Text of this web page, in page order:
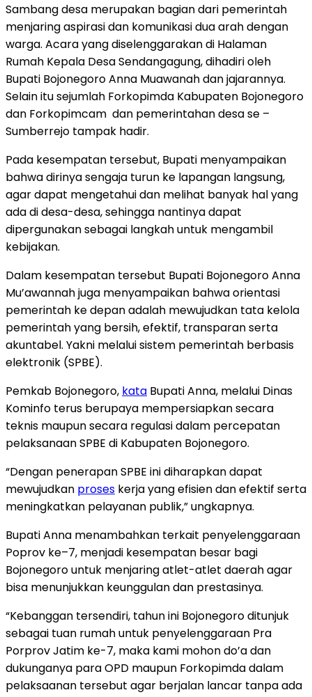
Sambang desa merupakan bagian dari pemerintah
menjaring aspirasi dan komunikasi dua arah dengan
warga. Acara yang diselenggarakan di Halaman
Rumah Kepala Desa Sendangagung, dihadiri oleh
Bupati Bojonegoro Anna Muawanah dan jajarannya.
Selain itu sejumlah Forkopimda Kabupaten Bojonegoro
dan Forkopimcam dan pemerintahan desa se –
Sumberrejo tampak hadir.
Pada kesempatan tersebut, Bupati menyampaikan
bahwa dirinya sengaja turun ke lapangan langsung,
agar dapat mengetahui dan melihat banyak hal yang
ada di desa-desa, sehingga nantinya dapat
dipergunakan sebagai langkah untuk mengambil
kebijakan.
Dalam kesempatan tersebut Bupati Bojonegoro Anna
Mu’awannah juga menyampaikan bahwa orientasi
pemerintah ke depan adalah mewujudkan tata kelola
pemerintah yang bersih, efektif, transparan serta
akuntabel. Yakni melalui sistem pemerintah berbasis
elektronik (SPBE).
Pemkab Bojonegoro, kata Bupati Anna, melalui Dinas
Kominfo terus berupaya mempersiapkan secara
teknis maupun secara regulasi dalam percepatan
pelaksanaan SPBE di Kabupaten Bojonegoro.
“Dengan penerapan SPBE ini diharapkan dapat
mewujudkan proses kerja yang efisien dan efektif serta
meningkatkan pelayanan publik,” ungkapnya.
Bupati Anna menambahkan terkait penyelenggaraan
Poprov ke–7, menjadi kesempatan besar bagi
Bojonegoro untuk menjaring atlet-atlet daerah agar
bisa menunjukkan keunggulan dan prestasinya.
“Kebanggan tersendiri, tahun ini Bojonegoro ditunjuk
sebagai tuan rumah untuk penyelenggaraan Pra
Porprov Jatim ke-7, maka kami mohon do’a dan
dukunganya para OPD maupun Forkopimda dalam
pelaksaanan tersebut agar berjalan lancar tanpa ada